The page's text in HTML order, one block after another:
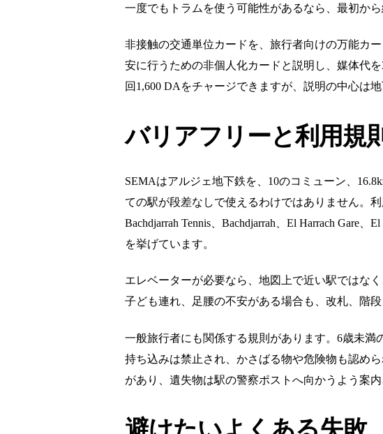
一度でもトラムを使う可能性があるなら、最初か
非接触の交通単位カードを、旅行者向けの万能カ
安に行うための非個人化カードと説明し、媒体代
回1,600 DAをチャージできますが、説明の中心は地
バリアフリーと利用規
SEMAはアルジェ地下鉄を、10のコミューン、
ての駅が段差なしで使えるわけではありません。
Bachdjarrah Tennis、Bachdjarrah、El Harrach Gare、
を挙げています。
エレベーターが必要なら、地図上で近い駅ではな
子ども連れ、足腰の不安がある場合も、改札、階
一般旅行者にも関係する規則があります。6歳未
持ち込みは禁止され、かさばる物や危険物も認め
があり、遺失物は駅の警察ポストへ向かうよう案内